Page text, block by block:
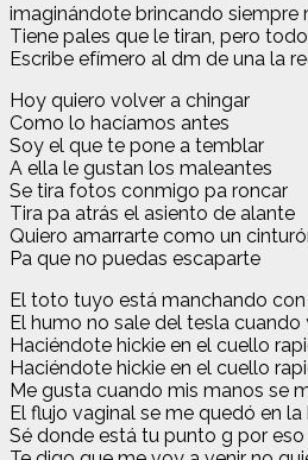
imaginándote brincando siempre
Tiene pales que le tiran, pero
Escribe efímero al dm de una la
Hoy quiero volver a chingar
Como lo hacíamos antes
Soy el que te pone a temblar
A ella le gustan los maleantes
Se tira fotos conmigo pa roncar
Tira pa atrás el asiento de alante
Quiero amarrarte como un
Pa que no puedas escaparte
El toto tuyo está manchando
El humo no sale del tesla cuando
Haciéndote hickie en el cuello
Haciéndote hickie en el cuello
Me gusta cuando mis manos se
El flujo vaginal se me quedó en la
Sé donde está tu punto g por